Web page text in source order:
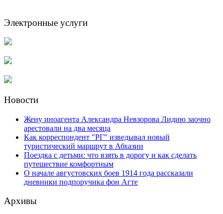
Электронные услуги
Новости
Жену иноагента Александра Невзорова Лидию заочно
арестовали на два месяца
Как корреспондент "РГ" изведывал новый
туристический маршрут в Абхазии
Поездка с детьми: что взять в дорогу и как сделать
путешествие комфортным
О начале августовских боев 1914 года рассказали
дневники подпоручика фон Агте
Архивы